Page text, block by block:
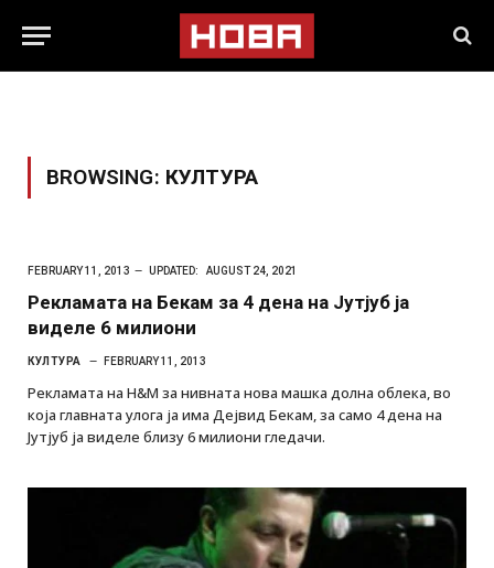
BROWSING: КУЛТУРА
FEBRUARY 11, 2013 UPDATED: AUGUST 24, 2021
Рекламата на Бекам за 4 дена на Јутјуб ја
виделе 6 милиони
КУЛТУРА FEBRUARY 11, 2013
Рекламата на H&M за нивната нова машка долна облека, во
која главната улога ја има Дејвид Бекам, за само 4 дена на
Јутјуб ја виделе близу 6 милиони гледачи.